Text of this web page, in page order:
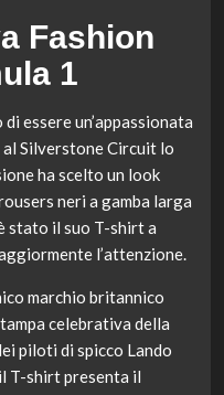
Fashion
1
essere un’appassionata
Silverstone Circuit lo
ha scelto un look
neri a gamba larga
stato il suo T-shirt a
l’attenzione.
marchio britannico
celebrativa della
piloti di spicco Lando
T-shirt presenta il